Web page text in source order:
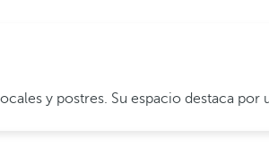
y postres. Su espacio destaca